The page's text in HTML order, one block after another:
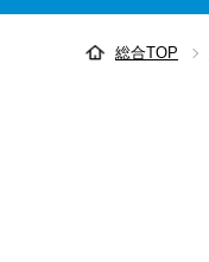
総合TOP